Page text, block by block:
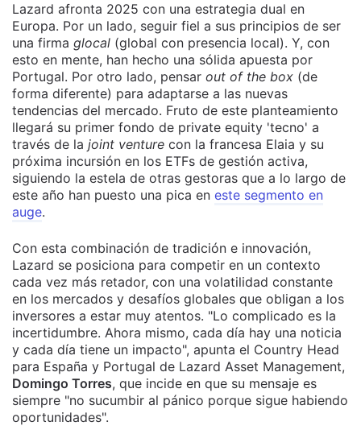
Lazard afronta 2025 con una estrategia dual en
Europa. Por un lado, seguir fiel a sus principios de ser
una firma glocal (global con presencia local). Y, con
esto en mente, han hecho una sólida apuesta por
Portugal. Por otro lado, pensar out of the box (de
forma diferente) para adaptarse a las nuevas
tendencias del mercado. Fruto de este planteamiento
llegará su primer fondo de private equity 'tecno' a
través de la joint venture con la francesa Elaia y su
próxima incursión en los ETFs de gestión activa,
siguiendo la estela de otras gestoras que a lo largo de
este año han puesto una pica en este segmento en
auge.
Con esta combinación de tradición e innovación,
Lazard se posiciona para competir en un contexto
cada vez más retador, con una volatilidad constante
en los mercados y desafíos globales que obligan a los
inversores a estar muy atentos. "Lo complicado es la
incertidumbre. Ahora mismo, cada día hay una noticia
y cada día tiene un impacto", apunta el Country Head
para España y Portugal de Lazard Asset Management,
Domingo Torres, que incide en que su mensaje es
siempre "no sucumbir al pánico porque sigue habiendo
oportunidades".